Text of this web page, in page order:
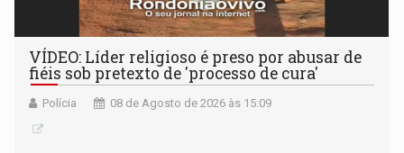
VÍDEO: Líder religioso é preso por abusar de
fiéis sob pretexto de 'processo de cura'
Polícia 08 de Agosto de 2026 às 15:09